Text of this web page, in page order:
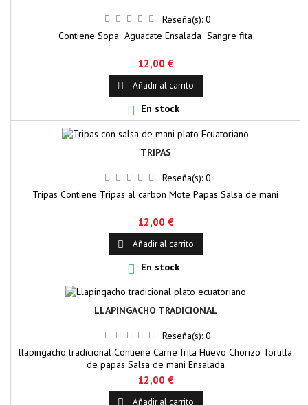
Reseña(s): 0
Contiene Sopa Aguacate Ensalada Sangre fita
12,00 €
 Añadir al carrito
 En stock
TRIPAS
Reseña(s): 0
Tripas Contiene Tripas al carbon Mote Papas Salsa de mani
12,00 €
 Añadir al carrito
 En stock
LLAPINGACHO TRADICIONAL
Reseña(s): 0
llapingacho tradicional Contiene Carne frita Huevo Chorizo Tortilla
de papas Salsa de mani Ensalada
12,00 €
 Añadir al carrito